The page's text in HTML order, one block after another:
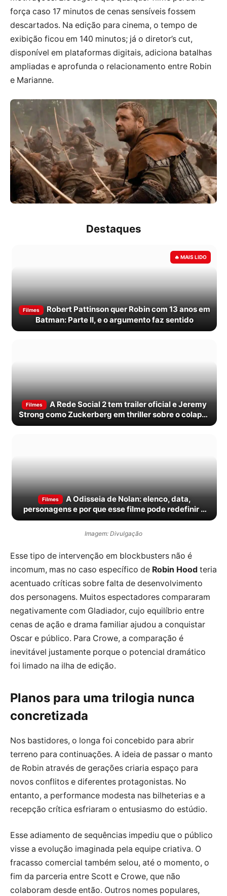
força caso 17 minutos de cenas sensíveis fossem
descartados. Na edição para cinema, o tempo de
exibição ficou em 140 minutos; já o diretor’s cut,
disponível em plataformas digitais, adiciona batalhas
ampliadas e aprofunda o relacionamento entre Robin
e Marianne.
Destaques
Filmes
Robert Pattinson quer Robin com 13 anos em
Batman: Parte II, e o argumento faz sentido
Filmes
A Rede Social 2 tem trailer oficial e Jeremy
Strong como Zuckerberg em thriller sobre o colapso
do Facebook
Filmes
A Odisseia de Nolan: elenco, data,
personagens e por que esse filme pode redefinir o
épico no cinema
Imagem: Divulgação
Esse tipo de intervenção em blockbusters não é
incomum, mas no caso específico de Robin Hood teria
acentuado críticas sobre falta de desenvolvimento
dos personagens. Muitos espectadores compararam
negativamente com Gladiador, cujo equilíbrio entre
cenas de ação e drama familiar ajudou a conquistar
Oscar e público. Para Crowe, a comparação é
inevitável justamente porque o potencial dramático
foi limado na ilha de edição.
Planos para uma trilogia nunca
concretizada
Nos bastidores, o longa foi concebido para abrir
terreno para continuações. A ideia de passar o manto
de Robin através de gerações criaria espaço para
novos conflitos e diferentes protagonistas. No
entanto, a performance modesta nas bilheterias e a
recepção crítica esfriaram o entusiasmo do estúdio.
Esse adiamento de sequências impediu que o público
visse a evolução imaginada pela equipe criativa. O
fracasso comercial também selou, até o momento, o
fim da parceria entre Scott e Crowe, que não
colaboram desde então. Outros nomes populares,